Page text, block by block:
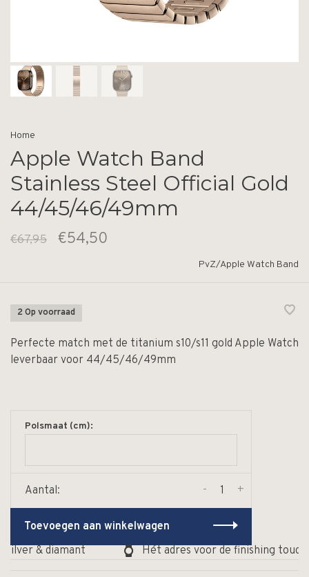
Home
Apple Watch Band
Stainless Steel Official Gold
44/45/46/49mm
€67,95 €54,50
PvZ/Apple Watch Band
2 Op voorraad
Perfecte match met de titanium s10/s11 gold Apple Watch
leverbaar voor 44/45/46/49mm
Polsmaat (cm):
Aantal: +
-
Toevoegen aan winkelwagen
& diamant
Hét adres voor de finishing touch